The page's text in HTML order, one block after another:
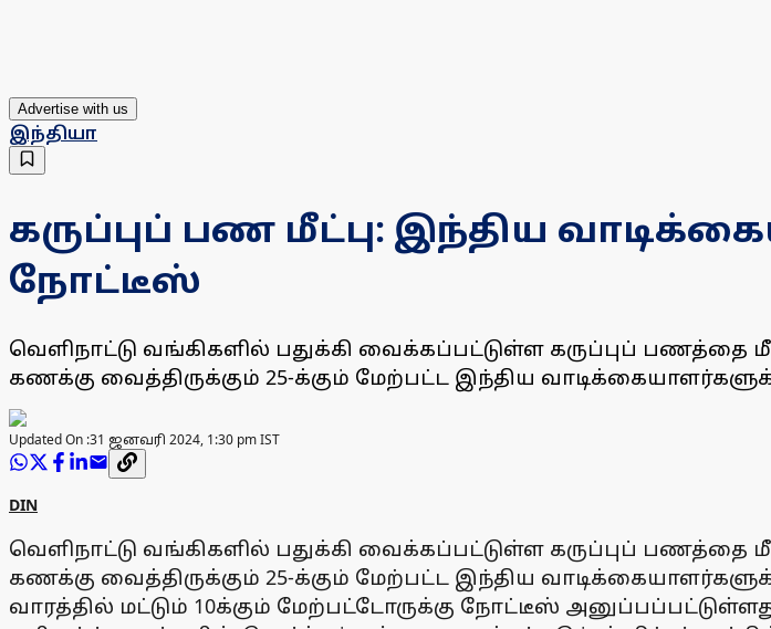
Advertise with us
இந்தியா
கருப்புப் பண மீட்பு: இந்திய
நோட்டீஸ்
வெளிநாட்டு வங்கிகளில் பதுக்கி வைக்கப்பட்டுள்ள கருப்புப் பணத்தை
கணக்கு வைத்திருக்கும் 25-க்கும் மேற்பட்ட இந்திய
Updated On :31 ஜனவரி 2024, 1:30 pm IST
DIN
வெளிநாட்டு வங்கிகளில் பதுக்கி வைக்கப்பட்டுள்ள கருப்புப் பணத்தை
கணக்கு வைத்திருக்கும் 25-க்கும் மேற்பட்ட இந்திய
வாரத்தில் மட்டும் 10க்கும் மேற்பட்டோருக்கு நோட்டீஸ்